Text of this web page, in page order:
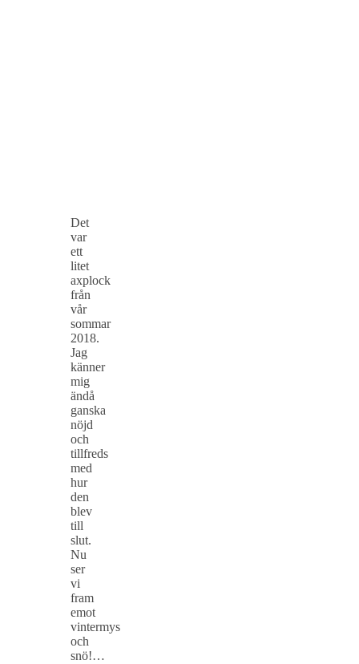
Det
var
ett
litet
axplock
från
vår
sommar
2018.
Jag
känner
mig
ändå
ganska
nöjd
och
tillfreds
med
hur
den
blev
till
slut.
Nu
ser
vi
fram
emot
vintermys
och
snö!…